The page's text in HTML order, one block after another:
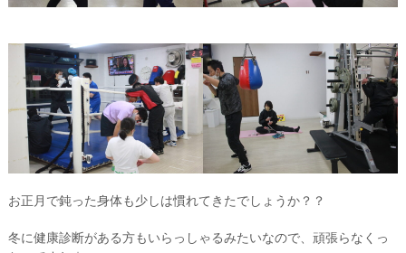
お正月で鈍った身体も少しは慣れてきたでしょうか？？
冬に健康診断がある方もいらっしゃるみたいなので、頑張らなくっ